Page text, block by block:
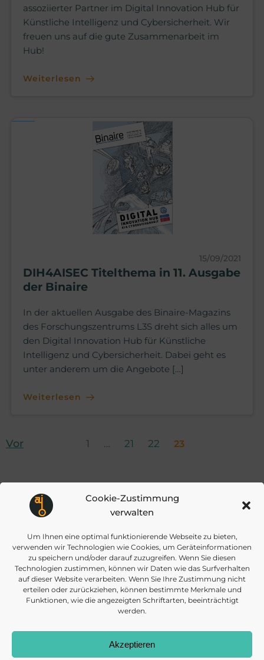
Cookie-Zustimmung
verwalten
Um Ihnen eine optimal funktionierende Webseite zu bieten,
verwenden wir Technologien wie Cookies, um Geräteinformationen
zu speichern und/oder darauf zuzugreifen. Wenn Sie diesen
Technologien zustimmen, können wir Daten wie das Surfverhalten
auf dieser Website verarbeiten. Wenn Sie Ihre Zustimmung nicht
erteilen oder zurückziehen, können bestimmte Merkmale und
Funktionen, wie die angezeigten Schriftarten, beeinträchtigt
werden.
Akzeptieren
assoziierter Partner im Digital Innovation Hub für
Künstliche Intelligenz und Cybersicherheit. Wir
freuen uns auf die gute Zusammenarbeit im
Hub!
Weiterlesen
15/09/2021
DIH4AISEC Titelthema in 11. Ausgabe
der Binaire
In der aktuellen Ausgabe des Binaire-Magazins
des Forschungszentrums L3S dreht sich alles um
den Digital Innovation Hub für Künstliche
Intelligenz und Cybersicherheit. Dabei geht es
unter anderem um die Angebote […]
Weiterlesen
Posts
navigation
Vor
Posts
navigation
Page
1 … Page
21 Page
22 Page
23
Appelstr. 4
30167 Hannover
info@daisec.de
Kontakt aufnehmen
DATENSCHUTZ